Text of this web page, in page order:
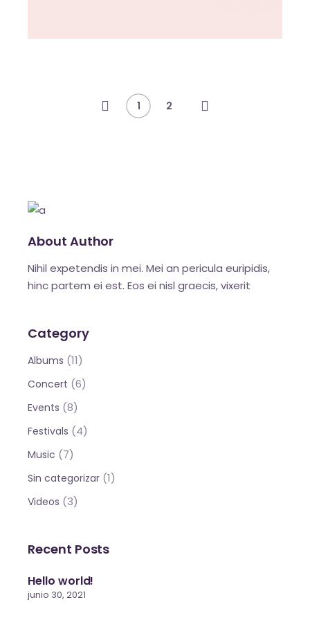
1 2
About Author
Nihil expetendis in mei. Mei an pericula euripidis,
hinc partem ei est. Eos ei nisl graecis, vixerit
Category
Albums (11)
Concert (6)
Events (8)
Festivals (4)
Music (7)
Sin categorizar (1)
Videos (3)
Recent Posts
Hello world!
junio 30, 2021